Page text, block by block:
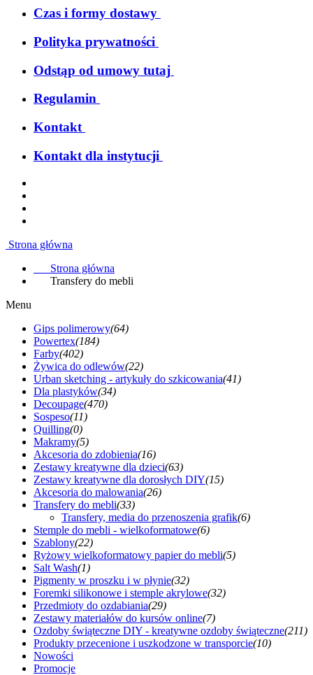
Czas i formy dostawy
Polityka prywatności
Odstąp od umowy tutaj
Regulamin
Kontakt
Kontakt dla instytucji
Strona główna
Strona główna
Transfery do mebli
Menu
Gips polimerowy(64)
Powertex(184)
Farby(402)
Żywica do odlewów(22)
Urban sketching - artykuły do szkicowania(41)
Dla plastyków(34)
Decoupage(470)
Sospeso(11)
Quilling(0)
Makramy(5)
Akcesoria do zdobienia(16)
Zestawy kreatywne dla dzieci(63)
Zestawy kreatywne dla dorosłych DIY(15)
Akcesoria do malowania(26)
Transfery do mebli(33)
Transfery, media do przenoszenia grafik(6)
Stemple do mebli - wielkoformatowe(6)
Szablony(22)
Ryżowy wielkoformatowy papier do mebli(5)
Salt Wash(1)
Pigmenty w proszku i w płynie(32)
Foremki silikonowe i stemple akrylowe(32)
Przedmioty do ozdabiania(29)
Zestawy materiałów do kursów online(7)
Ozdoby świąteczne DIY - kreatywne ozdoby świąteczne(211)
Produkty przecenione i uszkodzone w transporcie(10)
Nowości
Promocje